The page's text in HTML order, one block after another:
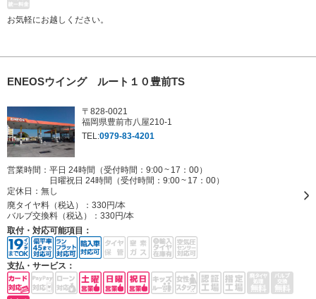
お気軽にお越しください。
ENEOSウイング ルート１０豊前TS
〒828-0021
福岡県豊前市八屋210-1
TEL:0979-83-4201
営業時間：平日 24時間（受付時間：9:00 ~ 17：00）
日曜祝日 24時間（受付時間：9:00 ~ 17：00）
定休日： 無し
廃タイヤ料（税込）： 330円/本
バルブ交換料（税込）： 330円/本
取付・対応可能項目：
支払・サービス：